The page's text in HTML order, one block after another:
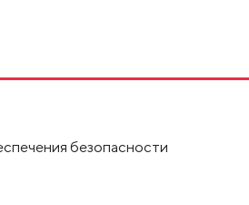
безопасности